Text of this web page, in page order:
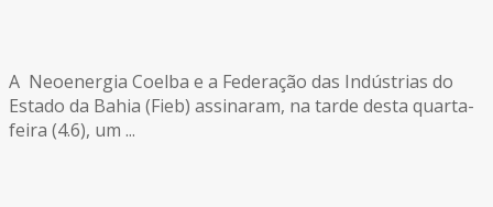
A Neoenergia Coelba e a Federação das Indústrias do
Estado da Bahia (Fieb) assinaram, na tarde desta quarta-
feira (4.6), um ...